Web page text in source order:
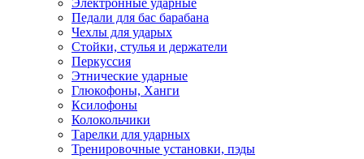
Электронные ударные
Педали для бас барабана
Чехлы для ударых
Стойки, стулья и держатели
Перкуссия
Этнические ударные
Глюкофоны, Ханги
Ксилофоны
Колокольчики
Тарелки для ударных
Тренировочные установки, пэды